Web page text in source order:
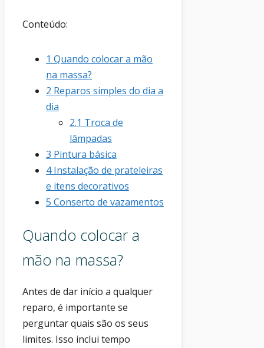
Conteúdo:
1 Quando colocar a mão
na massa?
2 Reparos simples do dia a
dia
2.1 Troca de
lâmpadas
3 Pintura básica
4Instalação de prateleiras
e itens decorativos
5 Conserto de vazamentos
Quando colocar a
mão na massa?
Antes de dar início a qualquer
reparo, é importante se
perguntar quais são os seus
limites. Isso inclui tempo